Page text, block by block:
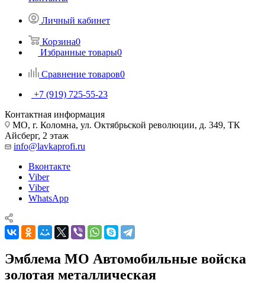
Личный кабинет
Корзина0
Избранные товары0
Сравнение товаров0
+7 (919) 725-55-23
Контактная информация
МО, г. Коломна, ул. Октябрьской революции, д. 349, ТК
Айсберг, 2 этаж
info@lavkaprofi.ru
Вконтакте
Viber
Viber
WhatsApp
Эмблема МО Автомобильные войска
золотая металлическая